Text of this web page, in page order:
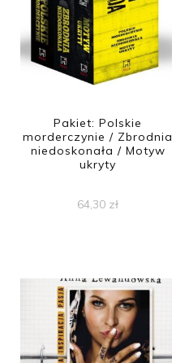
Pakiet: Polskie
morderczynie / Zbrodnia
niedoskonała / Motyw
ukryty
64,30 zł